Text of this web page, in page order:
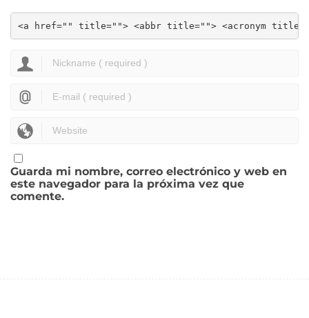
<a href="" title=""> <abbr title=""> <acronym
Guarda mi nombre, correo electrónico y web en
este navegador para la próxima vez que
comente.